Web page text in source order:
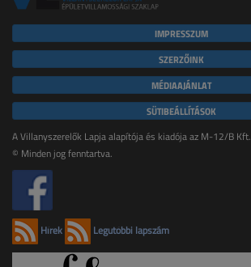
IMPRESSZUM
SZERZŐINK
MÉDIAAJÁNLAT
SÜTIBEÁLLÍTÁSOK
A Villanyszerelők Lapja alapítója és kiadója az M-12/B Kft.
© Minden jog fenntartva.
Hírek Legutóbbi lapszám